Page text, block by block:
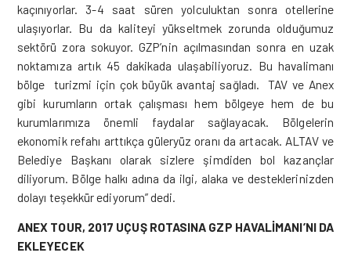
kaçınıyorlar. 3-4 saat süren yolculuktan sonra otellerine
ulaşıyorlar. Bu da kaliteyi yükseltmek zorunda olduğumuz
sektörü zora sokuyor. GZP’nin açılmasından sonra en uzak
noktamıza artık 45 dakikada ulaşabiliyoruz. Bu havalimanı
bölge turizmi için çok büyük avantaj sağladı. TAV ve Anex
gibi kurumların ortak çalışması hem bölgeye hem de bu
kurumlarımıza önemli faydalar sağlayacak. Bölgelerin
ekonomik refahı arttıkça güleryüz oranı da artacak. ALTAV ve
Belediye Başkanı olarak sizlere şimdiden bol kazançlar
diliyorum. Bölge halkı adına da ilgi, alaka ve desteklerinizden
dolayı teşekkür ediyorum” dedi.
ANEX TOUR, 2017 UÇUŞ ROTASINA GZP HAVALİMANI’NI DA
EKLEYECEK